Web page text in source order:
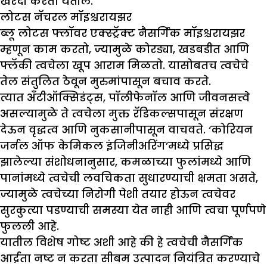
लोटस नॅचरल मॉइश्चरायझर
ब्लू लोटस फ्लॉवर एक्स्ट्रॅक्ट नैसर्गिक मॉइश्चरायझर
म्हणून काम करतो, ज्यामुळे कोरड्या, खडबडीत आणि
फ्लॅकी त्वचेला खूप आराम मिळतो. यासोबतच त्वचेचे
तेल संतुलित ठेवून मुरुमांपासून बचाव करते.
त्यात अँटीऑक्सिडंट्स, पॉलीफेनॉल आणि जीवनसत्त्वे
असल्यामुळे ते त्वचेला मुक्त रॅडिकल्सपासून संरक्षण
देऊन वृद्धत्व आणि नुकसानीपासून वाचवते. ‘कोरियन
जर्नल ऑफ केमिकल इंजिनीअरिंग’मध्ये प्रसिद्ध
झालेल्या संशोधनानुसार, कमळाच्या फुलांमध्ये आणि
पानांमध्ये त्वचेची लवचिकता सुधारण्याची क्षमता असते,
ज्यामुळे त्वचेच्या निरोगी पेशी तयार होऊन त्वचेवर
सुरकुत्या पडण्याची समस्या येत नाही आणि त्वचा पूर्णपणे
फुलली आहे.
यातील विशेष गोष्ट अशी आहे की हे त्वचेची नैसर्गिक
आर्द्रता नष्ट न करता सीबम उत्पादन नियंत्रित करण्याचे